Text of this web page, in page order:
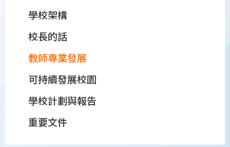
學校架構
校長的話
教師專業發展
可持續發展校園
學校計劃與報告
重要文件